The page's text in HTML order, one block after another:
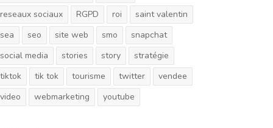
reseaux sociaux
RGPD roi
saint valentin
sea
seo site web smo
snapchat
social media
stories story
stratégie
tiktok
tik tok tourisme twitter
vendee
video
webmarketing youtube